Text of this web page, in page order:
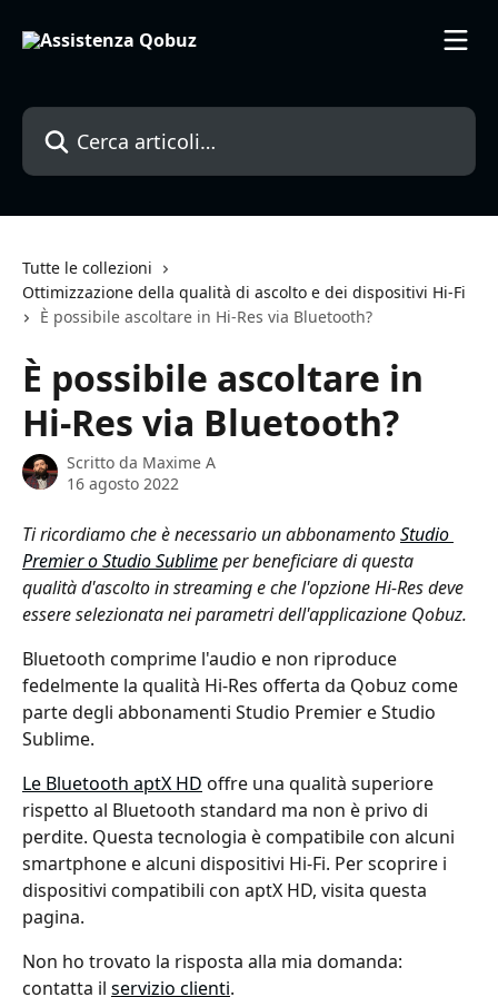
Cerca articoli…
Tutte le collezioni
Ottimizzazione della qualità di ascolto e dei dispositivi Hi-Fi
È possibile ascoltare in Hi-Res via Bluetooth?
È possibile ascoltare in
Hi-Res via Bluetooth?
Scritto da Maxime A
16 agosto 2022
Ti ricordiamo che è necessario un abbonamento Studio
Premier o Studio Sublime per beneficiare di questa
qualità d'ascolto in streaming e che l'opzione Hi-Res deve
essere selezionata nei parametri dell'applicazione Qobuz.
Bluetooth comprime l'audio e non riproduce
fedelmente la qualità Hi-Res offerta da Qobuz come
parte degli abbonamenti Studio Premier e Studio
Sublime.
Le Bluetooth aptX HD offre una qualità superiore
rispetto al Bluetooth standard ma non è privo di
perdite. Questa tecnologia è compatibile con alcuni
smartphone e alcuni dispositivi Hi-Fi. Per scoprire i
dispositivi compatibili con aptX HD, visita questa
pagina.
Non ho trovato la risposta alla mia domanda:
contatta il servizio clienti.